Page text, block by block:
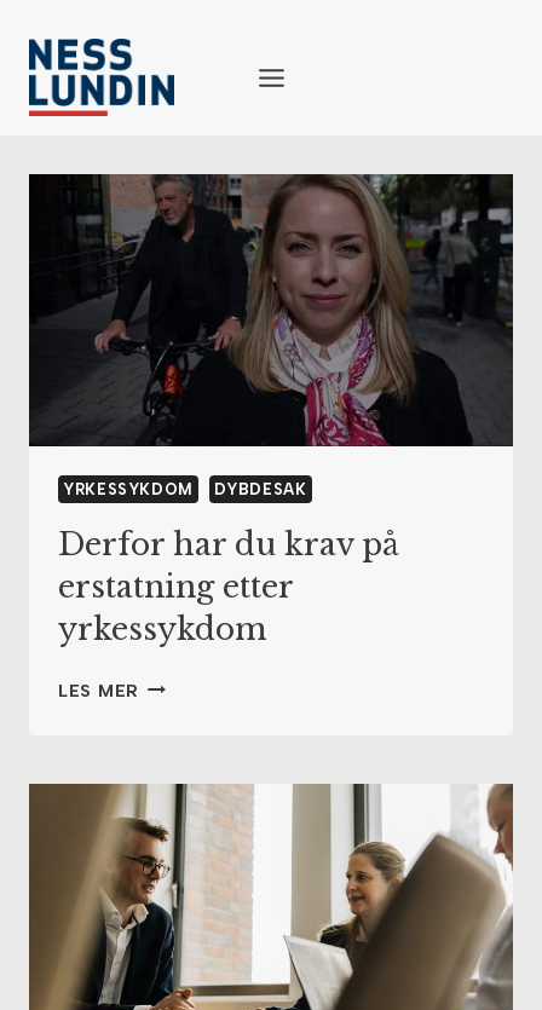
content
YRKESSYKDOM DYBDESAK
Derfor har du krav på
erstatning etter
yrkessykdom
LES MER DERFOR
PÅ
ERSTATNING
ETTER
YRKESSYKDOM